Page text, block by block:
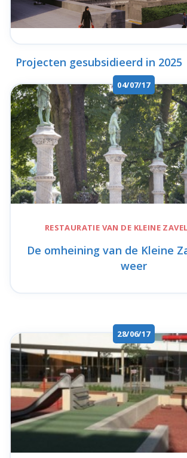
Projecten gesubsidieerd in 2025
04/07/17
RESTAURATIE VAN DE KLEINE
De omheining van de Kleine
weer
28/06/17